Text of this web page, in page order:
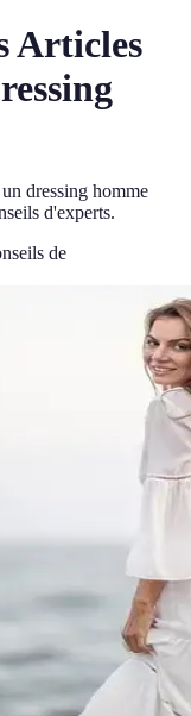
Articles
dressing homme
d'experts.
de